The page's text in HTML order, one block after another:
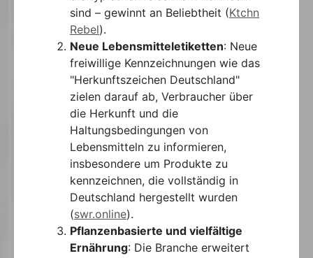
sind – gewinnt an Beliebtheit​ (Ktchn
Rebel)​.
Neue Lebensmitteletiketten: Neue
freiwillige Kennzeichnungen wie das
"Herkunftszeichen Deutschland"
zielen darauf ab, Verbraucher über
die Herkunft und die
Haltungsbedingungen von
Lebensmitteln zu informieren,
insbesondere um Produkte zu
kennzeichnen, die vollständig in
Deutschland hergestellt wurden​
(swr.online)​.
Pflanzenbasierte und vielfältige
Ernährung: Die Branche erweitert